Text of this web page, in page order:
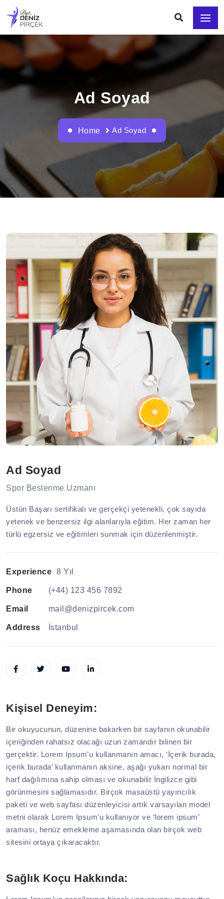
Ad Soyad
Home Ad Soyad
Ad Soyad
Spor Beslenme Uzmanı
Üstün Başarı sertifikalı ve gerçekçi yetenekli, çok sayıda
yetenek ve benzersiz ilgi alanlarıyla eğitim. Her zaman her
türlü egzersiz ve eğitimleri sunmak için düzenlenmiştir.
Experience 8 Yıl
Phone (+44) 123 456 7892
Email mail@denizpircek.com
Address İstanbul
Kişisel Deneyim:
Bir okuyucunun, düzenine bakarken bir sayfanın okunabilir
içeriğinden rahatsız olacağı uzun zamandır bilinen bir
gerçektir. Lorem Ipsum’u kullanmanın amacı, ‘İçerik burada,
içerik burada’ kullanmanın aksine, aşağı yukarı normal bir
harf dağılımına sahip olması ve okunabilir İngilizce gibi
görünmesini sağlamasıdır. Birçok masaüstü yayıncılık
paketi ve web sayfası düzenleyicisi artık varsayılan model
metni olarak Lorem Ipsum’u kullanıyor ve ‘lorem ipsum’
araması, henüz emekleme aşamasında olan birçok web
sitesini ortaya çıkaracaktır.
Sağlık Koçu Hakkında: